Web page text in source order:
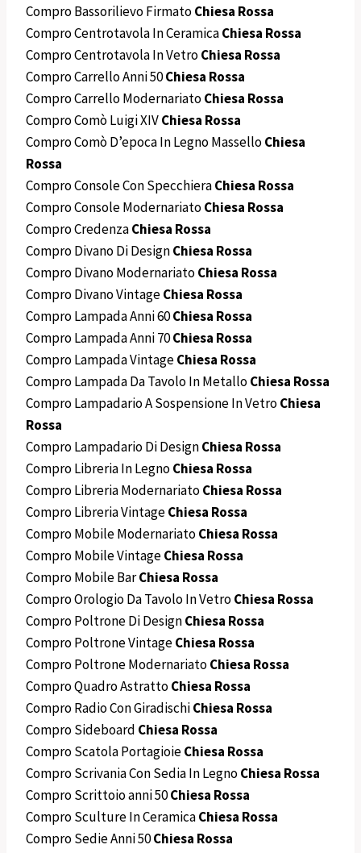
Compro Bassorilievo FirmatoChiesa Rossa
Compro Centrotavola In CeramicaChiesa Rossa
Compro Centrotavola In VetroChiesa Rossa
Compro Carrello Anni 50Chiesa Rossa
Compro Carrello ModernariatoChiesa Rossa
Compro Comò Luigi XIVChiesa Rossa
Compro Comò D’epoca In Legno MasselloChiesa
Rossa
Compro Console Con SpecchieraChiesa Rossa
Compro Console ModernariatoChiesa Rossa
Compro CredenzaChiesa Rossa
Compro Divano Di DesignChiesa Rossa
Compro Divano ModernariatoChiesa Rossa
Compro Divano VintageChiesa Rossa
Compro Lampada Anni 60Chiesa Rossa
Compro Lampada Anni 70Chiesa Rossa
Compro Lampada VintageChiesa Rossa
Compro Lampada Da Tavolo In MetalloChiesa Rossa
Compro Lampadario A Sospensione In VetroChiesa
Rossa
Compro Lampadario Di DesignChiesa Rossa
Compro Libreria In LegnoChiesa Rossa
Compro Libreria ModernariatoChiesa Rossa
Compro Libreria VintageChiesa Rossa
Compro Mobile ModernariatoChiesa Rossa
Compro Mobile VintageChiesa Rossa
Compro Mobile BarChiesa Rossa
Compro Orologio Da Tavolo In VetroChiesa Rossa
Compro Poltrone Di DesignChiesa Rossa
Compro Poltrone VintageChiesa Rossa
Compro Poltrone ModernariatoChiesa Rossa
Compro Quadro AstrattoChiesa Rossa
Compro Radio Con GiradischiChiesa Rossa
Compro Sideboard Chiesa Rossa
Compro Scatola PortagioieChiesa Rossa
Compro Scrivania Con Sedia In LegnoChiesa Rossa
Compro Scrittoio anni 50Chiesa Rossa
Compro Sculture In CeramicaChiesa Rossa
Compro Sedie Anni 50Chiesa Rossa